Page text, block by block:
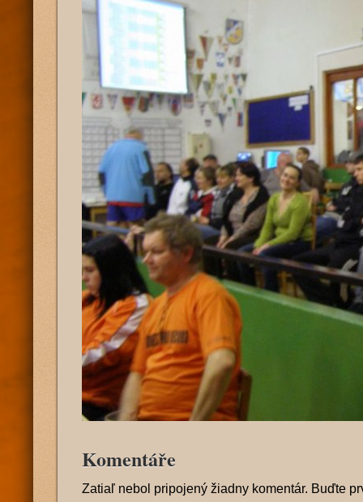
Komentáře
Zatiaľ nebol pripojený žiadny komentár. Buďte